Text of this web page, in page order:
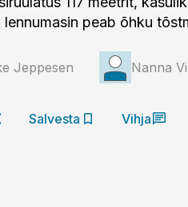
lennumasin peab õhku
Jeppesen Nanna
Salvesta Vihja